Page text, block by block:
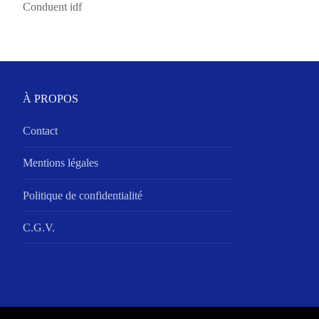
Conduent idf
À PROPOS
Contact
Mentions légales
Politique de confidentialité
C.G.V.